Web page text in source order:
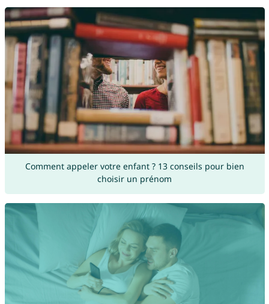
Comment appeler votre enfant ? 13 conseils pour bien
choisir un prénom